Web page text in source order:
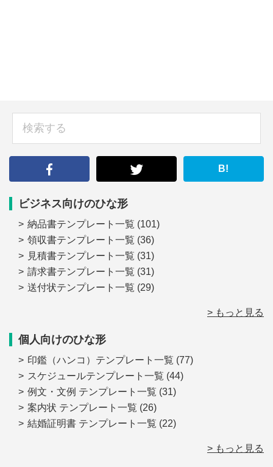
B!
ビジネス向けのひな形
納品書テンプレート一覧 (101)
領収書テンプレート一覧 (36)
見積書テンプレート一覧 (31)
請求書テンプレート一覧 (31)
送付状テンプレート一覧 (29)
> もっと見る
個人向けのひな形
印鑑（ハンコ）テンプレート一覧 (77)
スケジュールテンプレート一覧 (44)
例文・文例 テンプレート一覧 (31)
案内状 テンプレート一覧 (26)
結婚証明書 テンプレート一覧 (22)
> もっと見る